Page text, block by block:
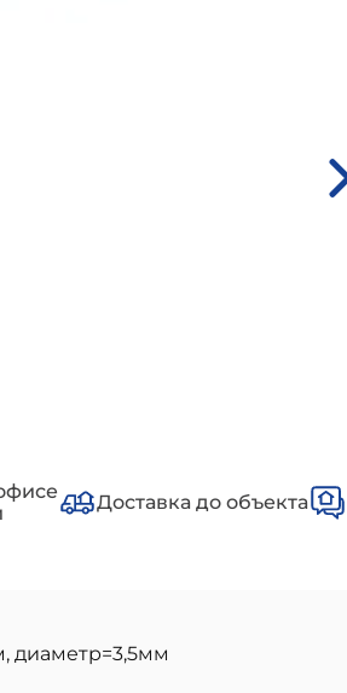
Доставка до объекта
диаметр=3,5мм